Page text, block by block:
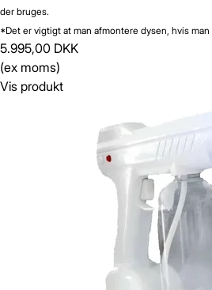
der bruges.
*Det er vigtigt at man afmontere dysen, hvis
5.995,00 DKK
(ex moms)
Vis produkt